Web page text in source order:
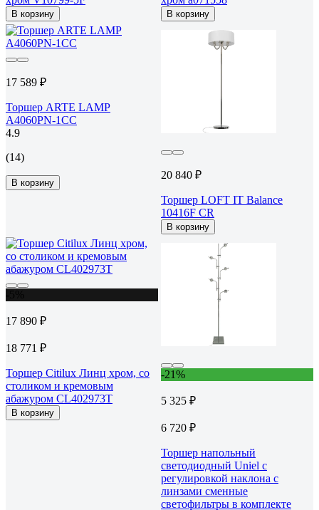
В корзину В корзину
17 589 ₽
Торшер ARTE LAMP
A4060PN-1CC
4.9
(14)
В корзину
20 840 ₽
Торшер LOFT IT Balance
10416F CR
В корзину
17 890 ₽
18 771 ₽
Торшер Citilux Линц хром, со
столиком и кремовым
абажуром CL402973T
В корзину
-21%
5 325 ₽
6 720 ₽
Торшер напольный
светодиодный Uniel c
регулировкой наклона с
линзами сменные
светофильтры в комплекте